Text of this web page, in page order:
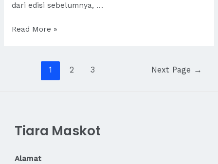
dari edisi sebelumnya, …
2
Drawa
Read More »
pagination
1 2 3 Next Page →
Tiara Maskot
Alamat